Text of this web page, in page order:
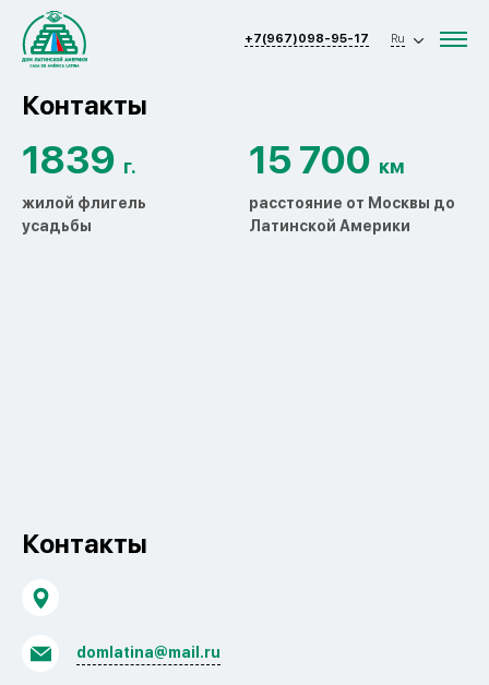
+7(967)098-95-17 Ru
Контакты
Контакты
domlatina@mail.ru
1839 г.
жилой флигель
усадьбы
15 700 км
расстояние от Москвы до
Латинской Америки